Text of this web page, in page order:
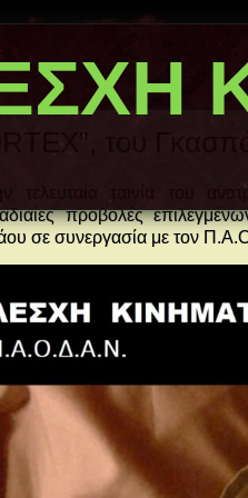
του
τελευταία ταινία του
προβολές
σε συνεργασία με τον